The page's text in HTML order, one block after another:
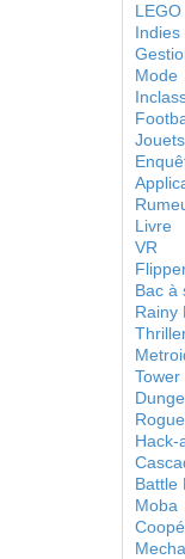
LEGO
Indies
Mode
Livre
VR
Bac à
Rainy
Tower
Hack-
Battle
Moba
Mecha